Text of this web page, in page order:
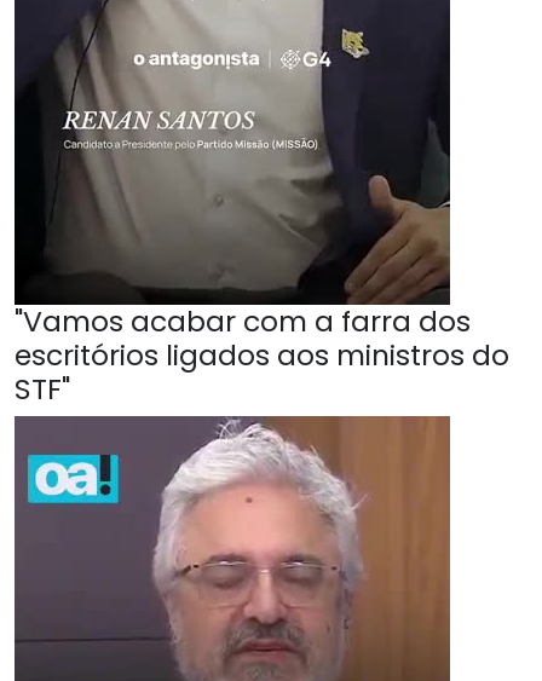
"Vamos acabar com a farra dos
escritórios ligados aos ministros do
STF"